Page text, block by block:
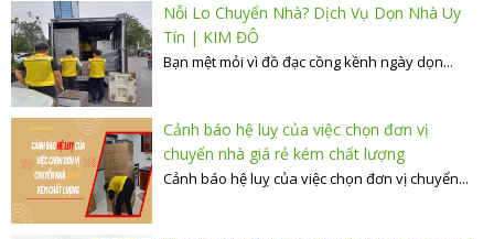
Nỗi Lo Chuyển Nhà? Dịch Vụ Dọn Nhà Uy
Tín | KIM ĐÔ
Bạn mệt mỏi vì đồ đạc cồng kềnh ngày dọn...
Cảnh báo hệ luỵ của việc chọn đơn vị
chuyển nhà giá rẻ kém chất lượng
Cảnh báo hệ luỵ của việc chọn đơn vị chuyển...